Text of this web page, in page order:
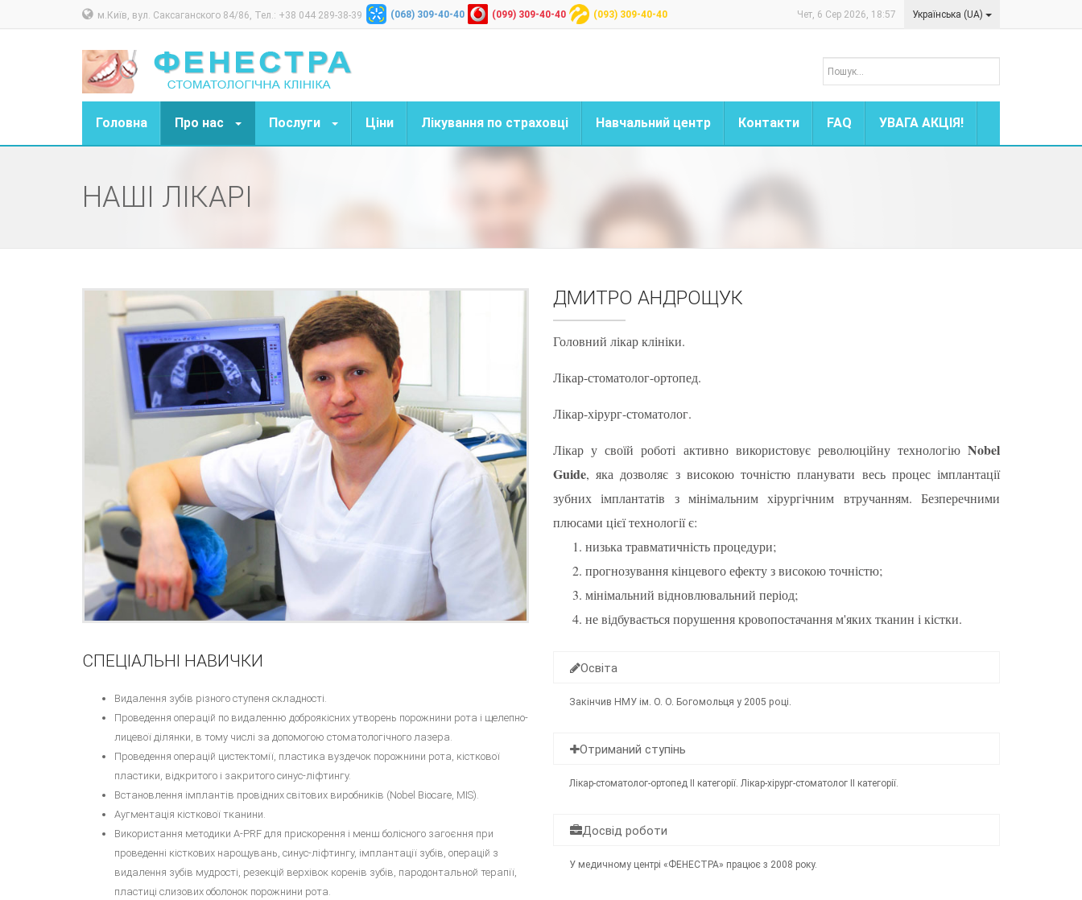
м.Київ, вул. Саксаганского 84/86, Тел.: +38 044 289-38-39 (068) 309-40-40 (099) 309-40-40 (093) 309-40-40 Українська (UA)
Чет, 6 Сер 2026, 18:57
Головна Про нас Послуги Ціни Лікування по страховці Навчальний центр Контакти FAQ УВАГА АКЦІЯ!
НАШІ ЛІКАРІ
ДМИТРО АНДРОЩУК
Головний лікар клініки.
Лікар-стоматолог-ортопед.
Лікар-хірург-стоматолог.
Лікар у своїй роботі активно використовує революційну технологію Nobel
Guide, яка дозволяє з високою точністю планувати весь процес імплантації
зубних імплантатів з мінімальним хірургічним втручанням. Безперечними
плюсами цієї технології є:
низька травматичність процедури;
прогнозування кінцевого ефекту з високою точністю;
мінімальний відновлювальний період;
не відбувається порушення кровопостачання м'яких тканин і кістки.
СПЕЦІАЛЬНІ НАВИЧКИ
Видалення зубів різного ступеня складності.
Проведення операцій по видаленню доброякісних утворень порожнини рота і щелепно-
лицевої ділянки, в тому числі за допомогою стоматологічного лазера.
Проведення операцій цистектомії, пластика вуздечок порожнини рота, кісткової
пластики, відкритого і закритого синус-ліфтингу.
Встановлення імплантів провідних світових виробників (Nobel Biocare, MIS).
Аугментація кісткової тканини.
Використання методики А-PRF для прискорення і менш болісного загоєння при
проведенні кісткових нарощувань, синус-ліфтингу, імплантації зубів, операцій з
видалення зубів мудрості, резекцій верхівок коренів зубів, пародонтальной терапії,
пластиці слизових оболонок порожнини рота.
Освіта
Закінчив НМУ ім. О. О. Богомольця у 2005 році.
Отриманий ступінь
Лікар-стоматолог-ортопед ІІ категорії. Лікар-хірург-стоматолог ІІ категорії.
Досвід роботи
У медичному центрі «ФЕНЕСТРА» працює з 2008 року.